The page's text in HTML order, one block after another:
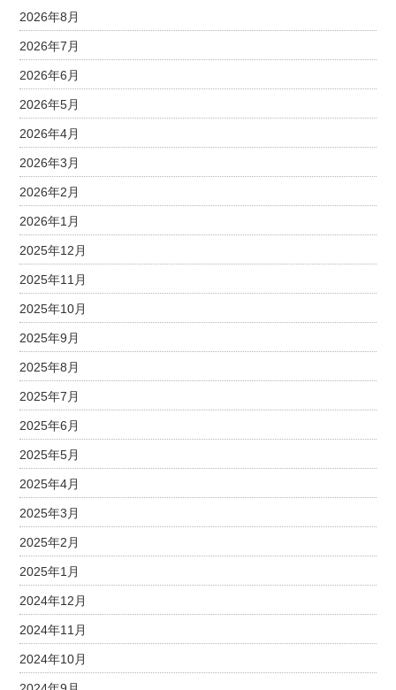
2026年8月
2026年7月
2026年6月
2026年5月
2026年4月
2026年3月
2026年2月
2026年1月
2025年12月
2025年11月
2025年10月
2025年9月
2025年8月
2025年7月
2025年6月
2025年5月
2025年4月
2025年3月
2025年2月
2025年1月
2024年12月
2024年11月
2024年10月